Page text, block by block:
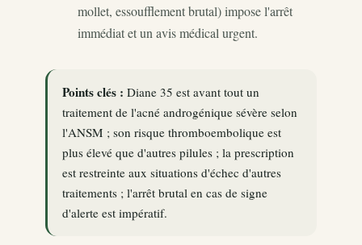
mollet, essoufflement brutal) impose l'arrêt
immédiat et un avis médical urgent.
Points clés : Diane 35 est avant tout un
traitement de l'acné androgénique sévère selon
l'ANSM ; son risque thromboembolique est
plus élevé que d'autres pilules ; la prescription
est restreinte aux situations d'échec d'autres
traitements ; l'arrêt brutal en cas de signe
d'alerte est impératif.